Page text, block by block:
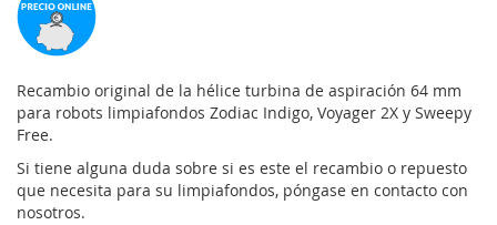
Recambio original de la hélice turbina de aspiración 64 mm
para robots limpiafondos Zodiac Indigo, Voyager 2X y Sweepy
Free.
Si tiene alguna duda sobre si es este el recambio o repuesto
que necesita para su limpiafondos, póngase en contacto con
nosotros.